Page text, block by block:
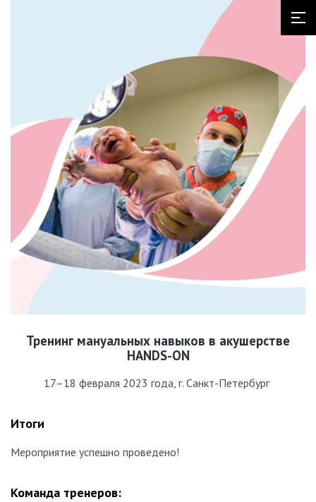
Тренинг мануальных навыков в акушерстве
HANDS-ON
17–18 февраля 2023 года, г. Санкт-Петербург
Итоги
Мероприятие успешно проведено!
Команда тренеров: